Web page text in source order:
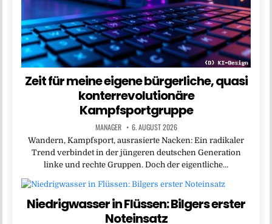
Zeit für meine eigene bürgerliche, quasi
konterrevolutionäre
Kampfsportgruppe
MANAGER 6. AUGUST 2026
Wandern, Kampfsport, ausrasierte Nacken: Ein radikaler
Trend verbindet in der jüngeren deutschen Generation
linke und rechte Gruppen. Doch der eigentliche…
Niedrigwasser in Flüssen: Bilgers erster
Noteinsatz